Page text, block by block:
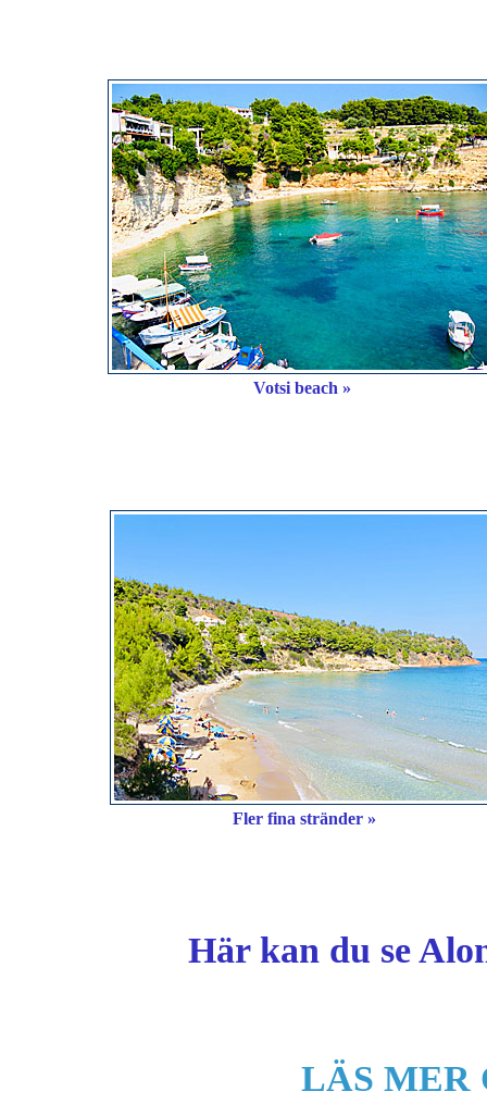
Votsi beach »
Fler fina stränder »
Här kan du se
LÄS MER